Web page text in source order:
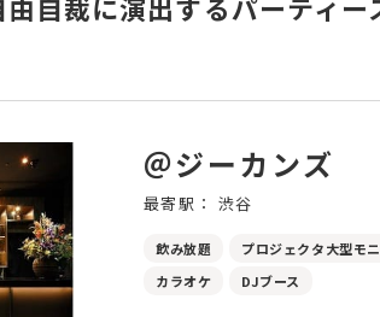
＠ジーカンズ
最寄駅： 渋谷
飲み放題 プロジェクタ大型モ
カラオケ
DJブース